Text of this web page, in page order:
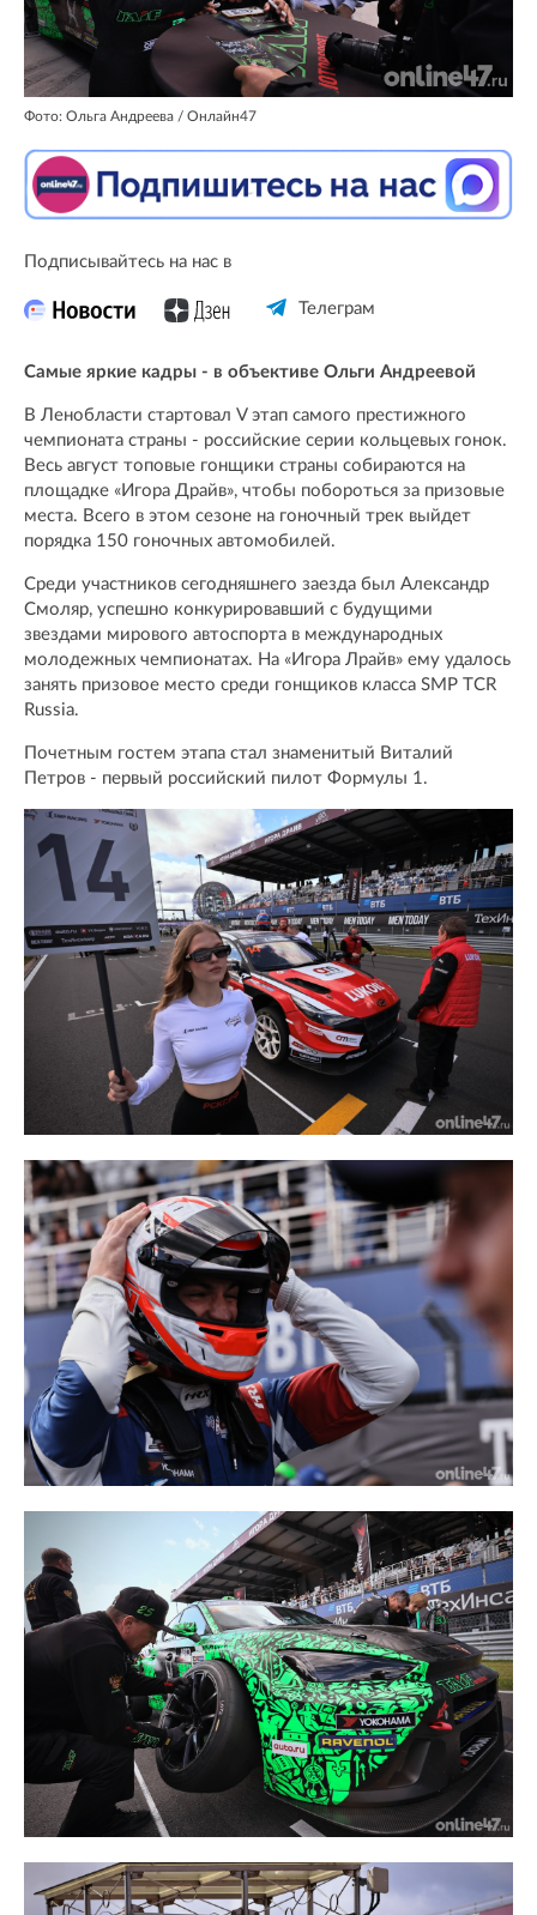
Фото: Ольга Андреева / Онлайн47
Подписывайтесь на нас в
Телеграм
Самые яркие кадры - в объективе Ольги Андреевой
В Ленобласти стартовал V этап самого престижного
чемпионата страны - российские серии кольцевых гонок.
Весь август топовые гонщики страны собираются на
площадке «Игора Драйв», чтобы побороться за призовые
места. Всего в этом сезоне на гоночный трек выйдет
порядка 150 гоночных автомобилей.
Среди участников сегодняшнего заезда был Александр
Смоляр, успешно конкурировавший с будущими
звездами мирового автоспорта в международных
молодежных чемпионатах. На «Игора Лрайв» ему удалось
занять призовое место среди гонщиков класса SMP TCR
Russia.
Почетным гостем этапа стал знаменитый Виталий
Петров - первый российский пилот Формулы 1.